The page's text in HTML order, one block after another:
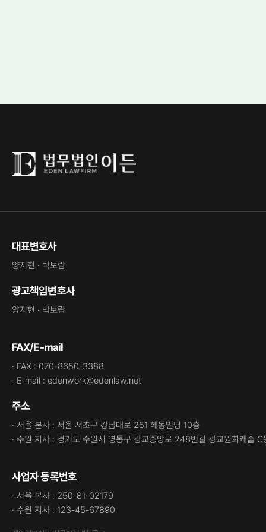
대표변호사
양지현 · 박보람
광고책임변호사
양지현 · 박보람
FAX/E-mail
· FAX : 070-8650-3388
· E-mail : edenwork@edenlaw.net
주소
· 서울 본사 : 서울 서초구 강남대로 251 해동빌딩 10층
· 수원 지사 : 경기도 수원시 영통구 광교중앙로 248번길 광교원희캐슬
사업자 등록번호
· 서울 본사 : 250-81-02179
· 수원 지사 : 123-45-67890